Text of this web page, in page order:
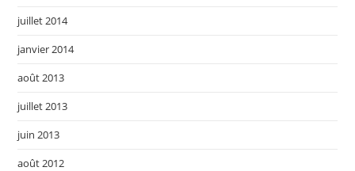
juillet 2014
janvier 2014
août 2013
juillet 2013
juin 2013
août 2012